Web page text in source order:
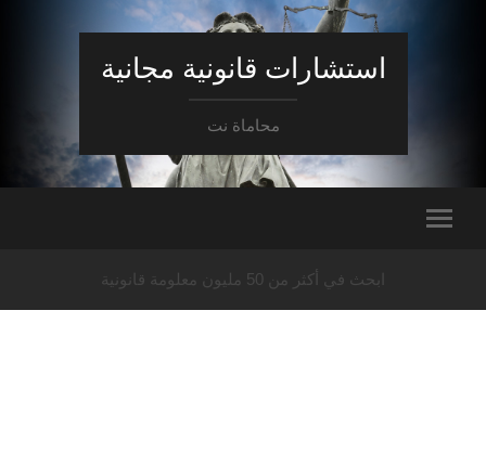
استشارات قانونية مجانية
محاماة نت
ابحث في أكثر من 50 مليون معلومة قانونية